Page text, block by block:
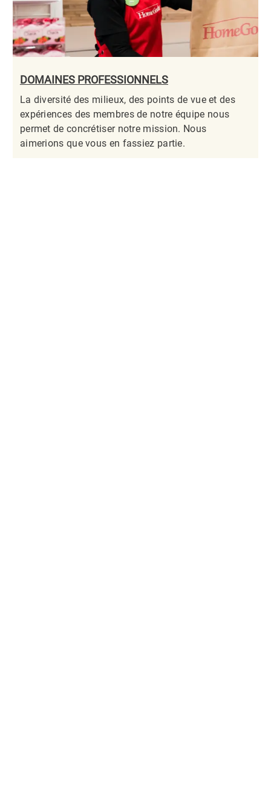
DOMAINES PROFESSIONNELS
La diversité des milieux, des points de vue et des
expériences des membres de notre équipe nous
permet de concrétiser notre mission. Nous
aimerions que vous en fassiez partie.​​​​​​​